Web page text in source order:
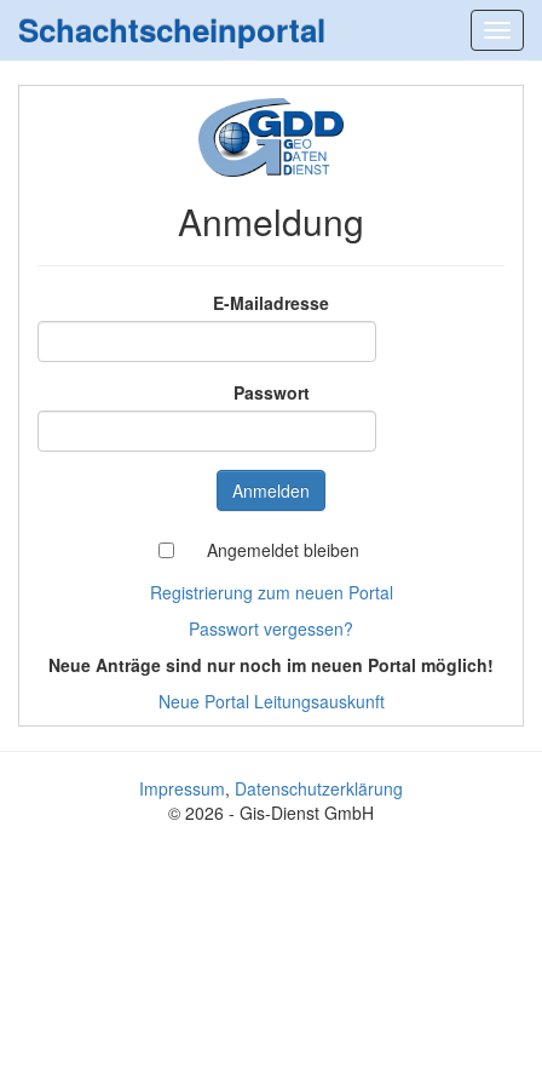
Schachtscheinportal
Anmeldung
E-Mailadresse
Passwort
Angemeldet bleiben
Registrierung zum neuen Portal
Passwort vergessen?
Neue Anträge sind nur noch im neuen Portal möglich!
Neue Portal Leitungsauskunft
Impressum, Datenschutzerklärung
© 2026 - Gis-Dienst GmbH